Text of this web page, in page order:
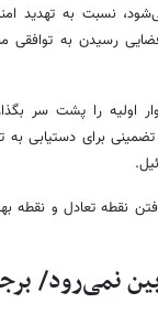
نسبت به تهدید
رسیدن به توافقی
اولیه را پشت سر
برای دستیابی به
نقطه تعادل و نقطه
نمی‌رود/